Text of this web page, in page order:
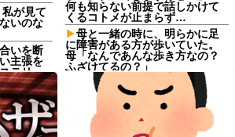
私が見て
いのな
いを断
主張を
テリー
・・
た俺に
可愛い
、彼女
事態に
何も知らない前提で話しかけて
くるコトメが止まらず…
母と一緒の時に、明らかに足
に障害がある方が歩いていた。
母「なんであんな歩き方なの？
ふざけてるの？」
家購入に「ダメダメ！」と猛
反対するトメに「あなたの家じ
ゃありません」と言い放った結
果→激怒したトメが自ら〇〇を
口にして最高の展開へｗｗｗｗ